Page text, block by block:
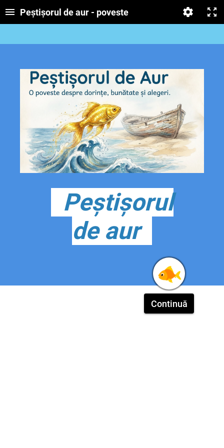
Continuă
Peștișorul de aur - poveste
Peștișorul
de aur